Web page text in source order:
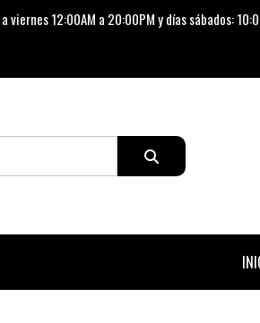
viernes 12:00AM a 20:00PM y días sábados: